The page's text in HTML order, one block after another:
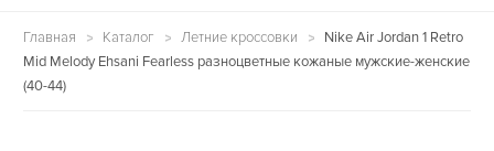
Главная Каталог Летние кроссовки
Nike Air Jordan 1 Retro
Mid Melody Ehsani Fearless разноцветные кожаные мужские-женские
(40-44)